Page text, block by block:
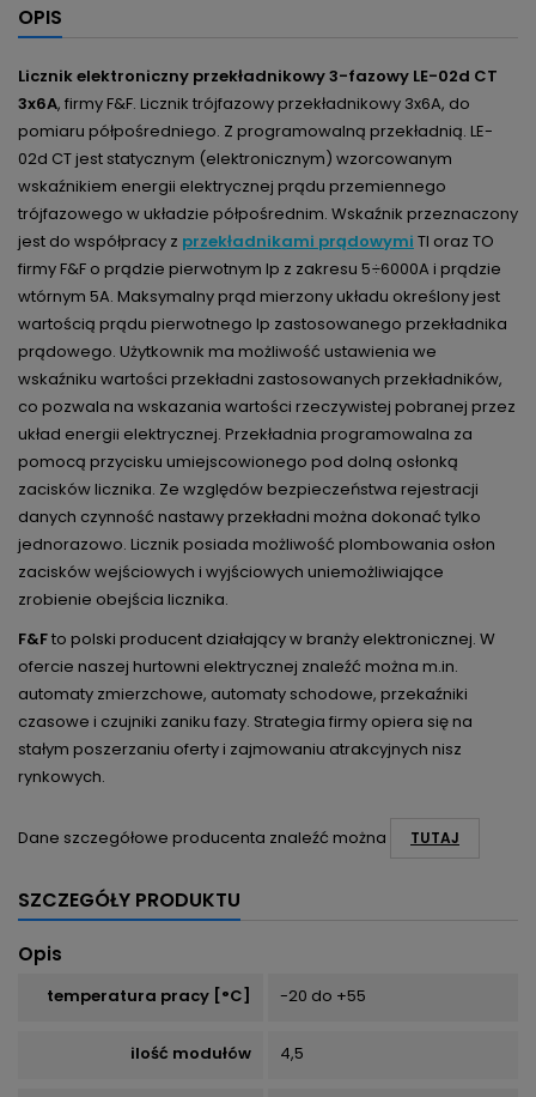
OPIS
Licznik elektroniczny przekładnikowy 3-fazowy LE-02d CT
3x6A, firmy F&F. Licznik trójfazowy przekładnikowy 3x6A, do
pomiaru półpośredniego. Z programowalną przekładnią. LE-
02d CT jest statycznym (elektronicznym) wzorcowanym
wskaźnikiem energii elektrycznej prądu przemiennego
trójfazowego w układzie półpośrednim. Wskaźnik przeznaczony
jest do współpracy z przekładnikami prądowymi TI oraz TO
firmy F&F o prądzie pierwotnym Ip z zakresu 5÷6000A i prądzie
wtórnym 5A. Maksymalny prąd mierzony układu określony jest
wartością prądu pierwotnego Ip zastosowanego przekładnika
prądowego. Użytkownik ma możliwość ustawienia we
wskaźniku wartości przekładni zastosowanych przekładników,
co pozwala na wskazania wartości rzeczywistej pobranej przez
układ energii elektrycznej. Przekładnia programowalna za
pomocą przycisku umiejscowionego pod dolną osłonką
zacisków licznika. Ze względówbezpieczeństwa rejestracji
danych czynność nastawy przekładni można dokonać tylko
jednorazowo. Licznik posiada możliwość plombowania osłon
zacisków wejściowych i wyjściowych uniemożliwiające
zrobienie obejścia licznika.
F&Fto polski producent działający w branży elektronicznej. W
ofercie naszej hurtowni elektrycznej znaleźć można m.in.
automaty zmierzchowe, automaty schodowe, przekaźniki
czasowe i czujniki zaniku fazy. Strategia firmy opiera się na
stałym poszerzaniu oferty i zajmowaniu atrakcyjnych nisz
rynkowych.
Dane szczegółowe producenta znaleźć można TUTAJ
SZCZEGÓŁY PRODUKTU
Opis
temperatura pracy [°C] -20 do +55
ilość modułów 4,5